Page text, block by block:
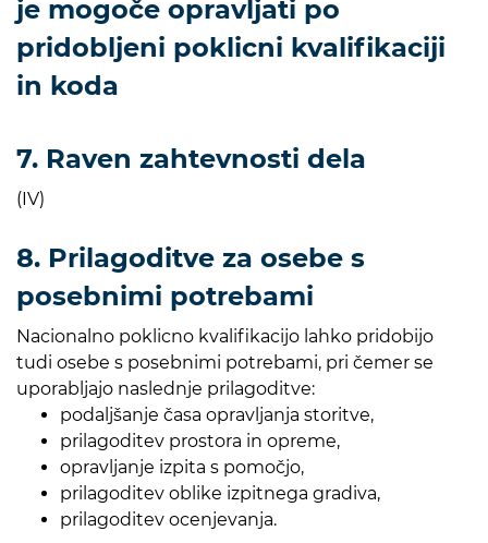
je mogoče opravljati po
pridobljeni poklicni kvalifikaciji
in koda
7. Raven zahtevnosti dela
(IV)
8. Prilagoditve za osebe s
posebnimi potrebami
Nacionalno poklicno kvalifikacijo lahko pridobijo
tudi osebe s posebnimi potrebami, pri čemer se
uporabljajo naslednje prilagoditve:
podaljšanje časa opravljanja storitve,
prilagoditev prostora in opreme,
opravljanje izpita s pomočjo,
prilagoditev oblike izpitnega gradiva,
prilagoditev ocenjevanja.